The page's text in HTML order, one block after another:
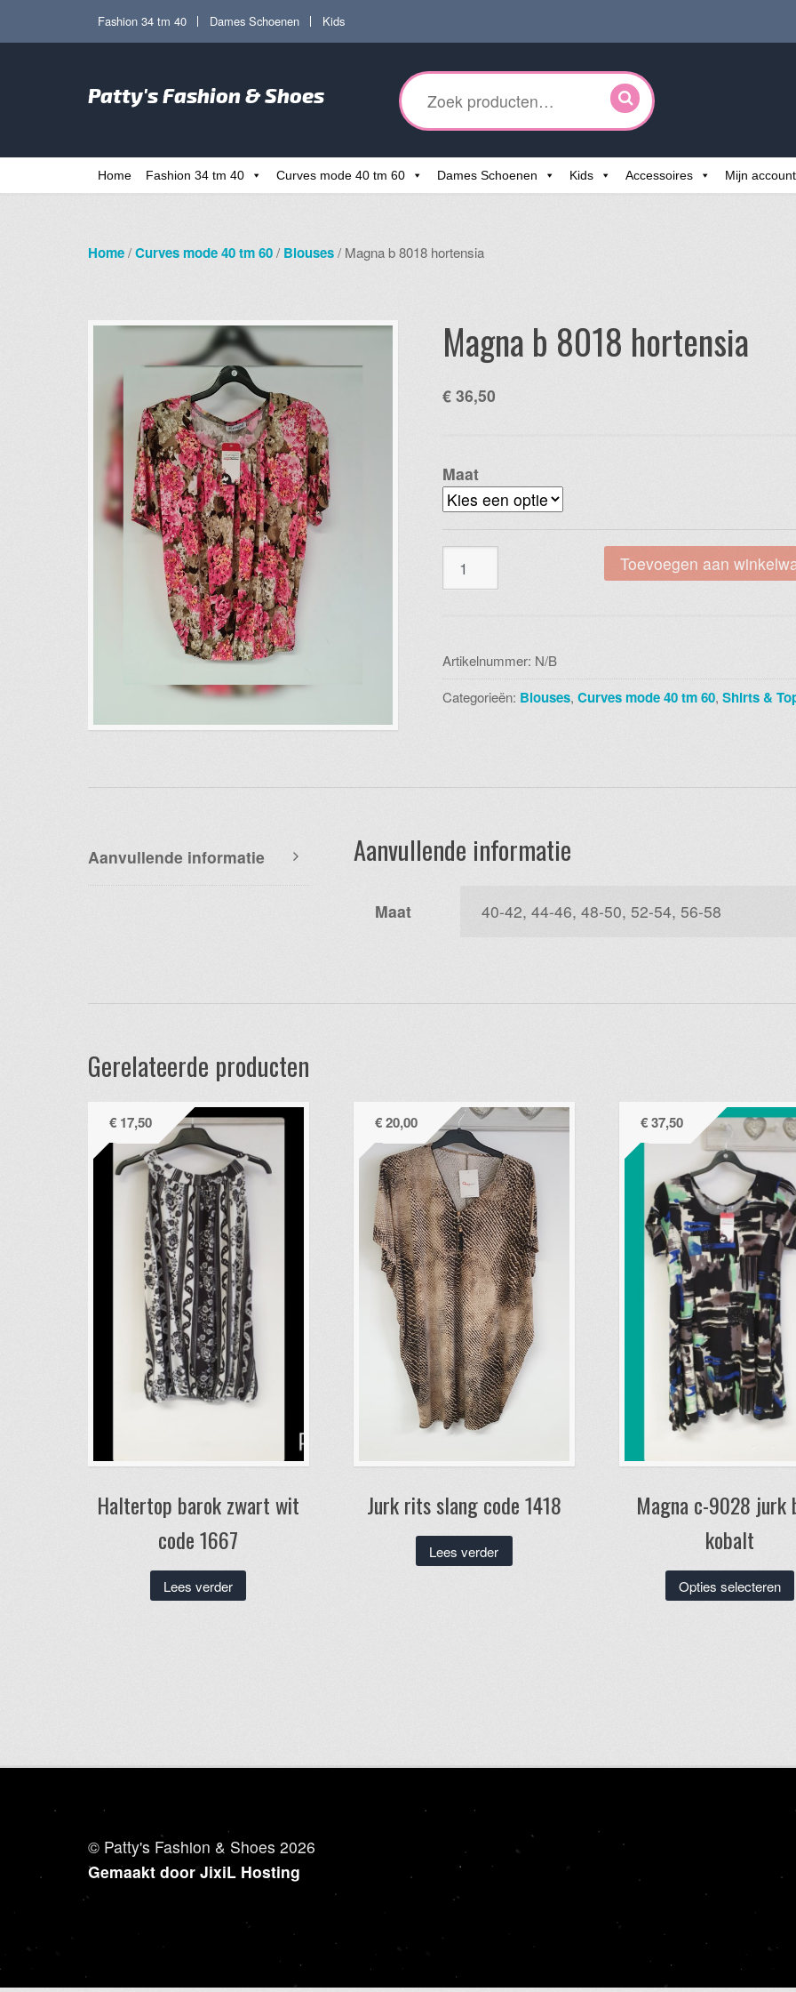
Ga
navigatie
Ga
de
inhoud
Fashion 34 tm 40 Dames Schoenen Kids
Patty's Fashion & Shoes
Zoeken
naar:
Home Fashion 34 tm 40 Curves mode 40 tm 60 Dames Schoenen Kids Accessoires Mijn account
Home/Curves mode 40 tm 60/ Blouses/ Magna b 8018 hortensia
Magna b 8018 hortensia
€36,50
Maat
aantal
Toevoegen aan
Artikelnummer: N/B
Categorieën: Blouses, Curves mode 40 tm 60, Shirts &
Aanvullende informatie Aanvullende informatie
Maat 40-42, 44-46, 48-50, 52-54, 56-58
Gerelateerde producten
Haltertop barok zwart wit
code 1667
€ 17,50
Lees verder
Jurk rits slang code 1418
€20,00
Lees verder
Magna c-9028 jurk
kobalt
€37,50
Opties selecteren
© Patty's Fashion & Shoes 2026
Gemaakt door JixiL Hosting